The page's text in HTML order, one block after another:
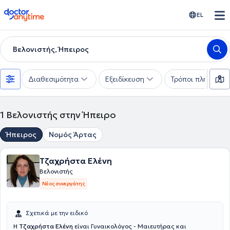
doctoranytime EL
Βελονιστής, Ήπειρος
Διαθεσιμότητα Εξειδίκευση Τρόποι πληρωμής
1 Βελονιστής στην Ήπειρο
Ήπειρος Νομός Άρτας
Τζαχρήστα Ελένη
Βελονιστής
Νέος συνεργάτης
Σχετικά με την ειδικό
Η Τζαχρήστα Ελένη είναι Γυναικολόγος - Μαιευτήρας και